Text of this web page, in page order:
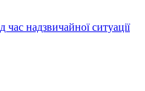
надзвичайної ситуації